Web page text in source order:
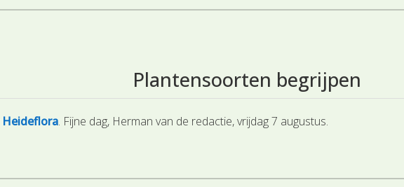
Plantensoorten begrijpen
Heideflora. Fijne dag, Herman van de redactie, vrijdag 7 augustus.